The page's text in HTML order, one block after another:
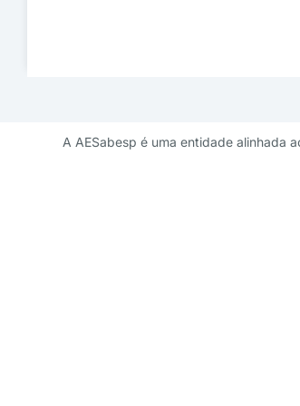
A AESabesp é uma entidade alinhada